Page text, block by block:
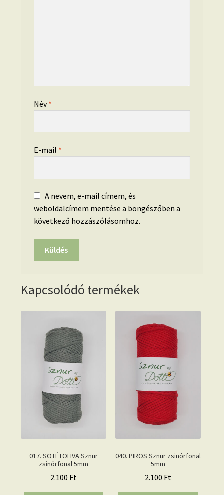
Név*
E-mail *
A nevem, e-mail címem, és
weboldalcímem mentése a böngészőben a
következő hozzászólásomhoz.
Kapcsolódó termékek
017. SÖTÉTOLIVA Sznur
zsinórfonal 5mm
2.100 Ft
040. PIROS Sznur zsinórfonal
5mm
2.100 Ft